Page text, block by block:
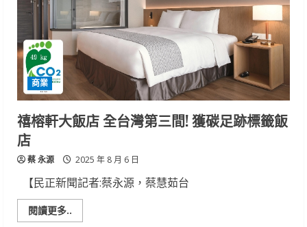
全
力
復
原
居
民
災
損
建
家
園
商業
禧榕軒大飯店 全台灣第三間! 獲碳足跡標籤飯
店
蔡 永源 2025 年 8 月 6 日
【民正新聞記者:蔡永源，蔡慧茹台
閱讀更多..
more